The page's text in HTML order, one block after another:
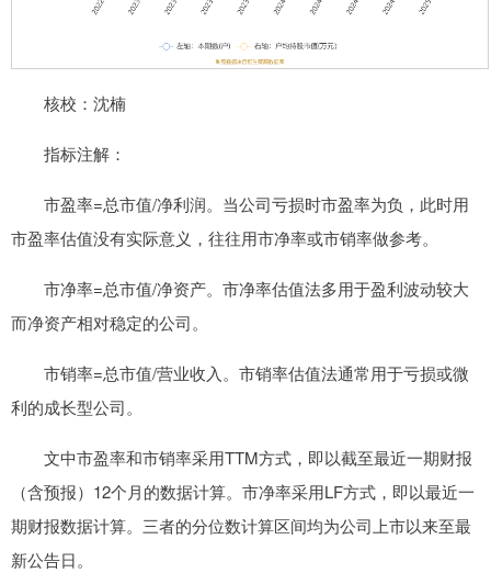
核校：沈楠
指标注解：
市盈率=总市值/净利润。当公司亏损时市盈率为负，此时用
市盈率估值没有实际意义，往往用市净率或市销率做参考。
市净率=总市值/净资产。市净率估值法多用于盈利波动较大
而净资产相对稳定的公司。
市销率=总市值/营业收入。市销率估值法通常用于亏损或微
利的成长型公司。
文中市盈率和市销率采用TTM方式，即以截至最近一期财报
（含预报）12个月的数据计算。市净率采用LF方式，即以最近一
期财报数据计算。三者的分位数计算区间均为公司上市以来至最
新公告日。